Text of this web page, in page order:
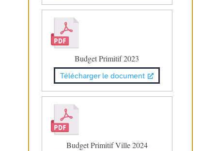
Budget Primitif 2023
Télécharger le document
Budget Primitif Ville 2024